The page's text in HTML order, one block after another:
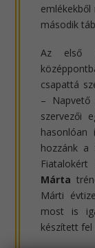
második
Az első
csapattá
–
szervezői
hasonlóan
hozzánk a
Fiatalokért
Márta
Márti
most is
készített fel